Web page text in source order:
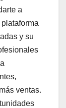
a
y su
ventas.